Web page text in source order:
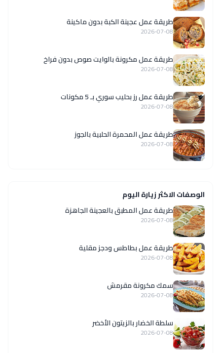
طريقة عمل عجينة الكبة بدون ماكينة
2026-07-08
طريقة عمل مكرونة بالوايت صوص بدون فراخ
2026-07-08
طريقة عمل رز بحليب سوري بـ 5 مكونات
2026-07-08
طريقة عمل المحمرة الحلبية بالجوز
2026-07-08
الوصفات الاكثر زيارة اليوم
طريقة عمل المطبق بالعجينة الجاهزة
2026-07-08
طريقة عمل بطاطس ودجز مقلية
2026-07-08
سمك مكرونة مقرمش
2026-07-08
سلطة الخضار بالزيتون الأخضر
2026-07-08